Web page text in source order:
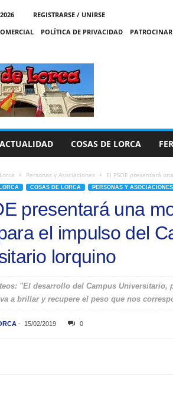
REGISTRARSE / UNIRSE
POLÍTICA DE PRIVACIDAD PATROCINAR
ACTUALIDAD COSAS DE LORCA
Personas y Asociaciones El PSOE presentará
LORCA COSAS DE LORCA PERSONAS Y ASOCIACIONES
presentará una
el impulso del
lorquino
"El desarrollo del Campus Universitario,
a brillar y recupere el peso que nos
- 15/02/2019 0